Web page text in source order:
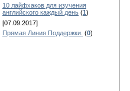
10 лайфхаков для изучения
английского каждый день (1)
[07.09.2017]
Прямая Линия Поддержки. (0)